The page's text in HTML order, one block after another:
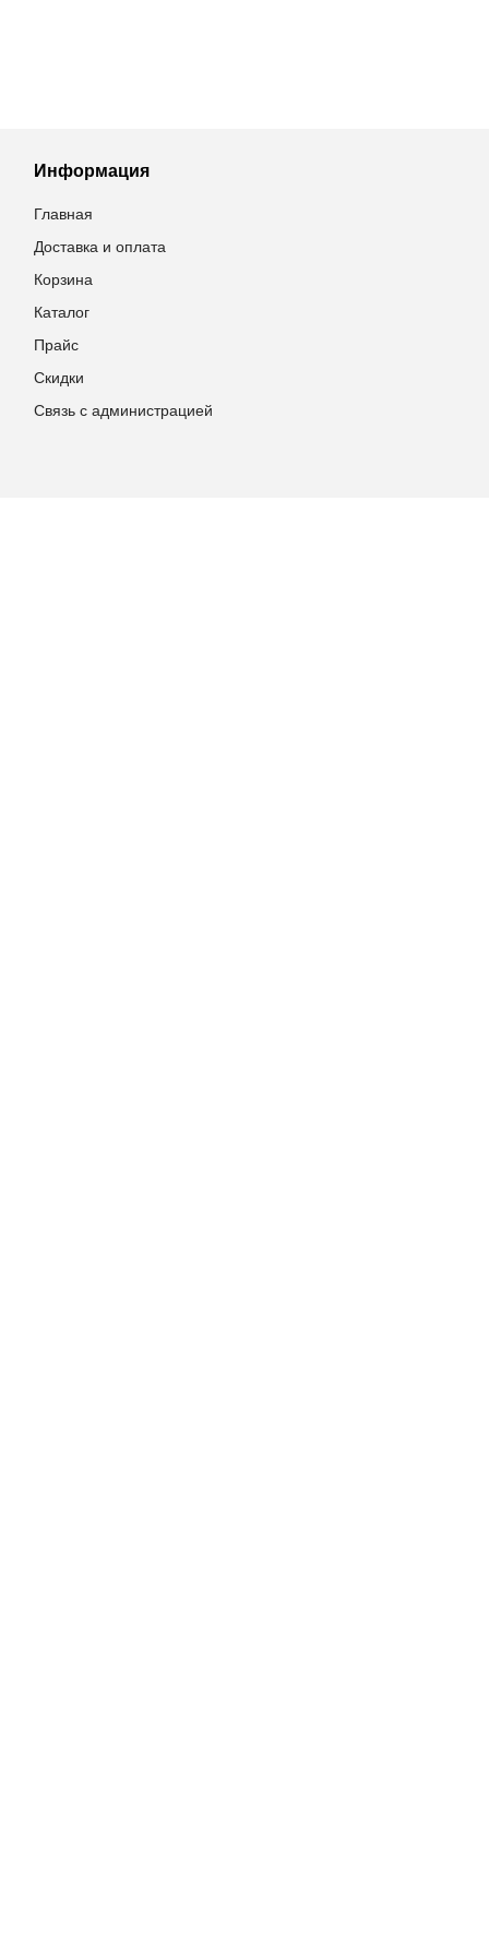
Информация
Главная
Доставка и оплата
Корзина
Каталог
Прайс
Скидки
Связь с администрацией